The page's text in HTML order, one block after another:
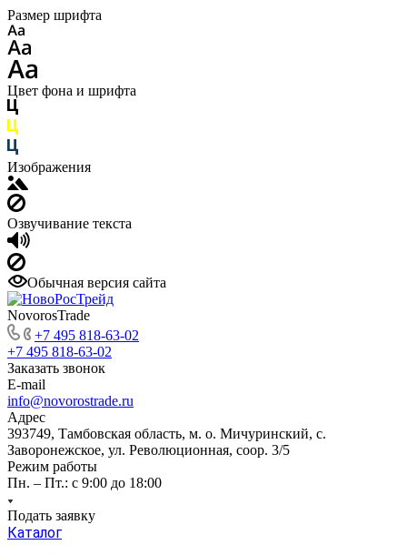
Размер шрифта
Цвет фона и шрифта
Изображения
Озвучивание текста
Обычная версия сайта
NovorosTrade
+7 495 818-63-02
+7 495 818-63-02
Заказать звонок
E-mail
info@novorostrade.ru
Адрес
393749, Тамбовская область, м. о. Мичуринский, с.
Заворонежское, ул. Революционная, соор. 3/5
Режим работы
Пн. – Пт.: с 9:00 до 18:00
Подать заявку
Каталог